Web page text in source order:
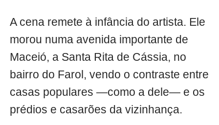
A cena remete à infância do artista. Ele
morou numa avenida importante de
Maceió, a Santa Rita de Cássia, no
bairro do Farol, vendo o contraste entre
casas populares —como a dele— e os
prédios e casarões da vizinhança.